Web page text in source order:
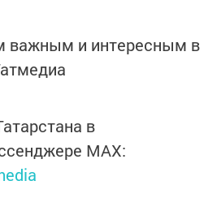
важным и интересным в
в
MАХ: